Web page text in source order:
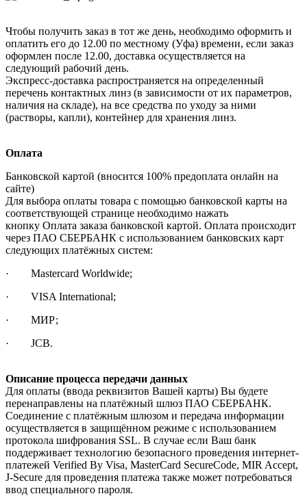
Чтобы получить заказ в тот же день, необходимо оформить и
оплатить его до 12.00 по местному (Уфа) времени, если заказ
оформлен после 12.00, доставка осуществляется на
следующий рабочий день.
Экспресс-доставка распространяется на определенный
перечень контактных линз (в зависимости от их параметров,
наличия на складе), на все средства по уходу за ними
(растворы, капли), контейнер для хранения линз.
Оплата
Банковской картой (вносится 100% предоплата онлайн на
сайте)
Для выбора оплаты товара с помощью банковской карты на
соответствующей странице необходимо нажать
кнопку Оплата заказа банковской картой. Оплата происходит
через ПАО СБЕРБАНК с использованием банковских карт
следующих платёжных систем:
· Mastercard Worldwide;
· VISA International;
· МИР;
· JCB.
Описание процесса передачи данных
Для оплаты (ввода реквизитов Вашей карты) Вы будете
перенаправлены на платёжный шлюз ПАО СБЕРБАНК.
Соединение с платёжным шлюзом и передача информации
осуществляется в защищённом режиме с использованием
протокола шифрования SSL. В случае если Ваш банк
поддерживает технологию безопасного проведения интернет-
платежей Verified By Visa, MasterCard SecureCode, MIR Accept,
J-Secure для проведения платежа также может потребоваться
ввод специального пароля.